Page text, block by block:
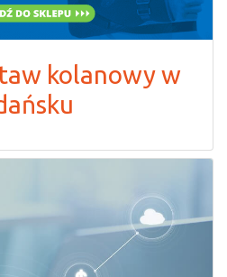
kolanowy w